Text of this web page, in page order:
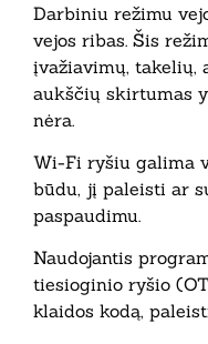
Darbiniu režimu
vejos ribas. Šis
įvažiavimų, takelių,
aukščių skirtumas
nėra.
Wi-Fi ryšiu galima
būdu, jį paleisti ar
paspaudimu.
Naudojantis
tiesioginio ryšio
klaidos kodą,